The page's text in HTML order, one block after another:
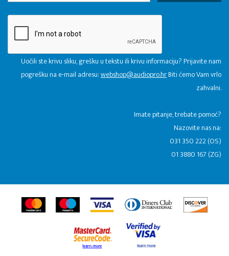
Uočili ste krivu sliku, grešku u tekstu ili krivu informaciju? Prijavite nam
pogrešku na e-mail adresu:webshop@audiopro.hrBiti ćemo Vam vrlo
zahvalni.
​Imate pitanje, trebate pomoć?
Nazovite nas na:
031 350 222 (OS)
01 3880 167 (ZG)